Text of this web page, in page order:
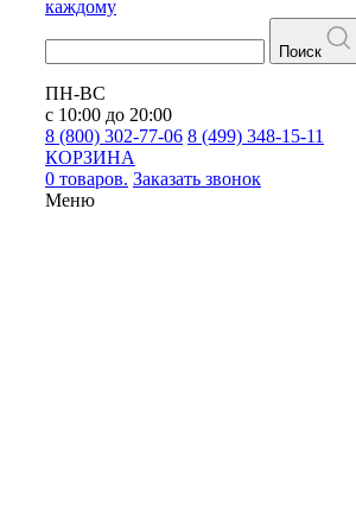
каждому
Поиск
ПН-ВС
с 10:00 до 20:00
8 (800) 302-77-06 8 (499) 348-15-11
КОРЗИНА
0 товаров. Заказать звонок
Меню